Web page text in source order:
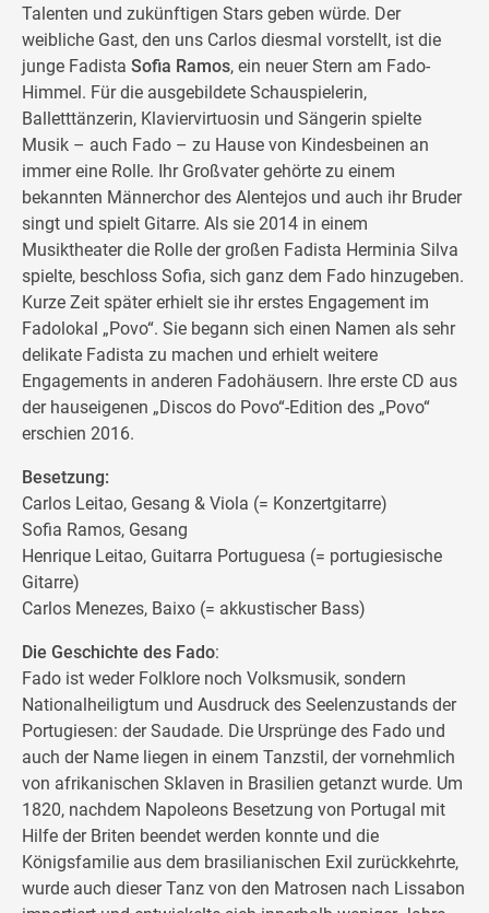
Talenten und zukünftigen Stars geben würde. Der
weibliche Gast, den uns Carlos diesmal vorstellt, ist die
junge Fadista Sofia Ramos, ein neuer Stern am Fado-
Himmel. Für die ausgebildete Schauspielerin,
Balletttänzerin, Klaviervirtuosin und Sängerin spielte
Musik – auch Fado – zu Hause von Kindesbeinen an
immer eine Rolle. Ihr Großvater gehörte zu einem
bekannten Männerchor des Alentejos und auch ihr Bruder
singt und spielt Gitarre. Als sie 2014 in einem
Musiktheater die Rolle der großen Fadista Herminia Silva
spielte, beschloss Sofia, sich ganz dem Fado hinzugeben.
Kurze Zeit später erhielt sie ihr erstes Engagement im
Fadolokal „Povo“. Sie begann sich einen Namen als sehr
delikate Fadista zu machen und erhielt weitere
Engagements in anderen Fadohäusern. Ihre erste CD aus
der hauseigenen „Discos do Povo“-Edition des „Povo“
erschien 2016.
Besetzung:
Carlos Leitao, Gesang & Viola (= Konzertgitarre)
Sofia Ramos, Gesang
Henrique Leitao, Guitarra Portuguesa (= portugiesische
Gitarre)
Carlos Menezes, Baixo (= akkustischer Bass)
Die Geschichte des Fado:
Fado ist weder Folklore noch Volksmusik, sondern
Nationalheiligtum und Ausdruck des Seelenzustands der
Portugiesen: der Saudade. Die Ursprünge des Fado und
auch der Name liegen in einem Tanzstil, der vornehmlich
von afrikanischen Sklaven in Brasilien getanzt wurde. Um
1820, nachdem Napoleons Besetzung von Portugal mit
Hilfe der Briten beendet werden konnte und die
Königsfamilie aus dem brasilianischen Exil zurückkehrte,
wurde auch dieser Tanz von den Matrosen nach Lissabon